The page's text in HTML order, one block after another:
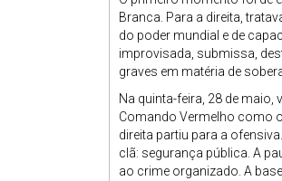
Branca. Para a direita,
do poder mundial e de
improvisada, submissa,
graves em matéria de
Na quinta-feira, 28 de
Comando Vermelho como
direita partiu para a
clã: segurança pública. A
ao crime organizado. A